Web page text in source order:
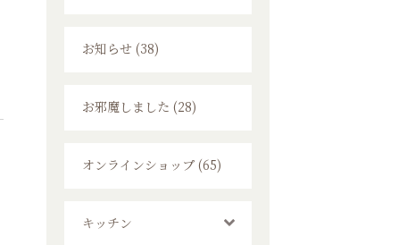
お知らせ (38)
お邪魔しました (28)
オンラインショップ (65)
キッチン